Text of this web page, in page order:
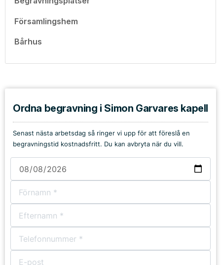
Församlingshem
Bårhus
Ordna begravning i Simon Garvares kapell
Senast nästa arbetsdag så ringer vi upp för att föreslå en
begravningstid kostnadsfritt. Du kan avbryta när du vill.